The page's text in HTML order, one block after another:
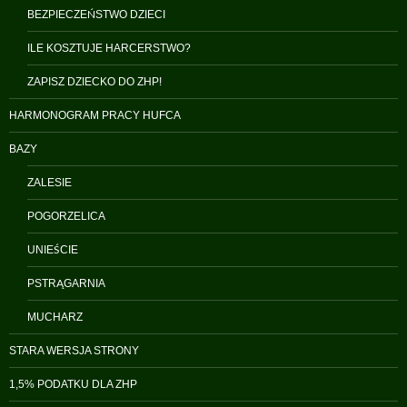
BEZPIECZEŃSTWO DZIECI
ILE KOSZTUJE HARCERSTWO?
ZAPISZ DZIECKO DO ZHP!
HARMONOGRAM PRACY HUFCA
BAZY
ZALESIE
POGORZELICA
UNIEŚCIE
PSTRĄGARNIA
MUCHARZ
STARA WERSJA STRONY
1,5% PODATKU DLA ZHP